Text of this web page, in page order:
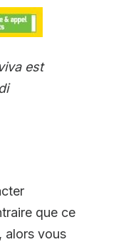
est
que ce
alors vous